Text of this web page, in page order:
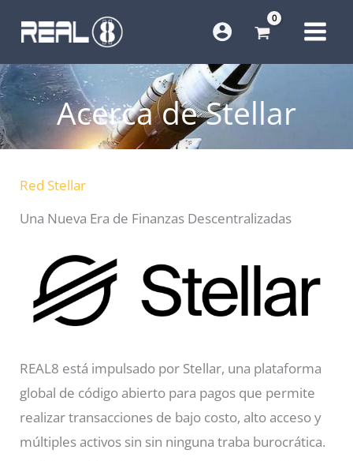
contenido
Acerca de Stellar
Red Stellar
Una Nueva Era de Finanzas Descentralizadas
REAL8 está impulsado por Stellar, una plataforma
global de código abierto para pagos que permite
realizar transacciones de bajo costo, alto acceso y
múltiples activos sin sin ninguna traba burocrática.